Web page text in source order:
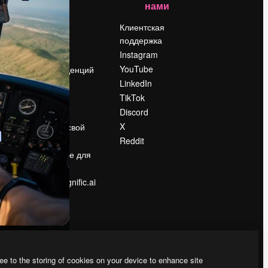
Цены
О нас
Reviews
Вакансии
Поиск тенденций
Блог
События
Slidesgo
Продайте свой
контент
Помещение для
прессы
Ищете magnific.ai
нами
Клиентская
поддержка
Instagram
YouTube
LinkedIn
TikTok
Discord
X
Reddit
to the storing of cookies on your device to enhance site